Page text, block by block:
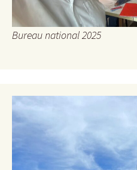
Bureau national 2025